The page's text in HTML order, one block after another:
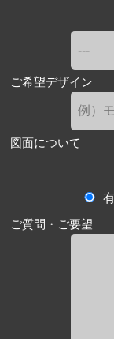
ご希望デザイン
図面について
ご質問・ご要望